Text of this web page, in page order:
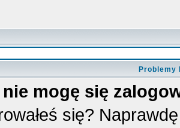
Problemy
mogę się
się?